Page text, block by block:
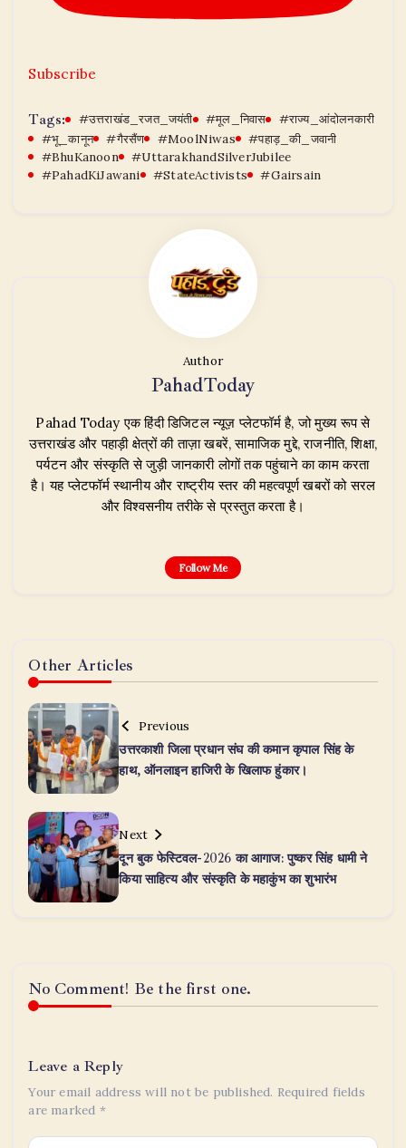
Subscribe
Tags: #उत्तराखंड_रजत_जयंती #मूल_निवास
#राज्य_आंदोलनकारी
#भू_कानून
#गैरसैंण #MoolNiwas
#पहाड़_की_जवानी
#BhuKanoon
​#UttarakhandSilverJubilee
#PahadKiJawani
#StateActivists #Gairsain
Author
PahadToday
Pahad Today एक हिंदी डिजिटल न्यूज़ प्लेटफॉर्म है, जो मुख्य रूप से
उत्तराखंड और पहाड़ी क्षेत्रों की ताज़ा खबरें, सामाजिक मुद्दे, राजनीति, शिक्षा,
पर्यटन और संस्कृति से जुड़ी जानकारी लोगों तक पहुंचाने का काम करता
है। यह प्लेटफॉर्म स्थानीय और राष्ट्रीय स्तर की महत्वपूर्ण खबरों को सरल
और विश्वसनीय तरीके से प्रस्तुत करता है।
Follow Me
Other Articles
Previous
उत्तरकाशी जिला प्रधान संघ की कमान कृपाल सिंह के
हाथ, ऑनलाइन हाजिरी के खिलाफ हुंकार।
Next
दून बुक फेस्टिवल-2026 का आगाज: पुष्कर सिंह धामी ने
किया साहित्य और संस्कृति के महाकुंभ का शुभारंभ
No Comment! Be the first one.
Leave a Reply
Your email address will not be published. Required fields
are marked *